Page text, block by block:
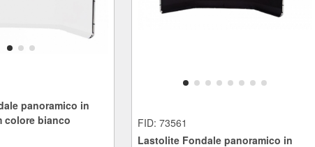
panoramico in
colore bianco
FID: 73561
Lastolite Fondale panoramico in